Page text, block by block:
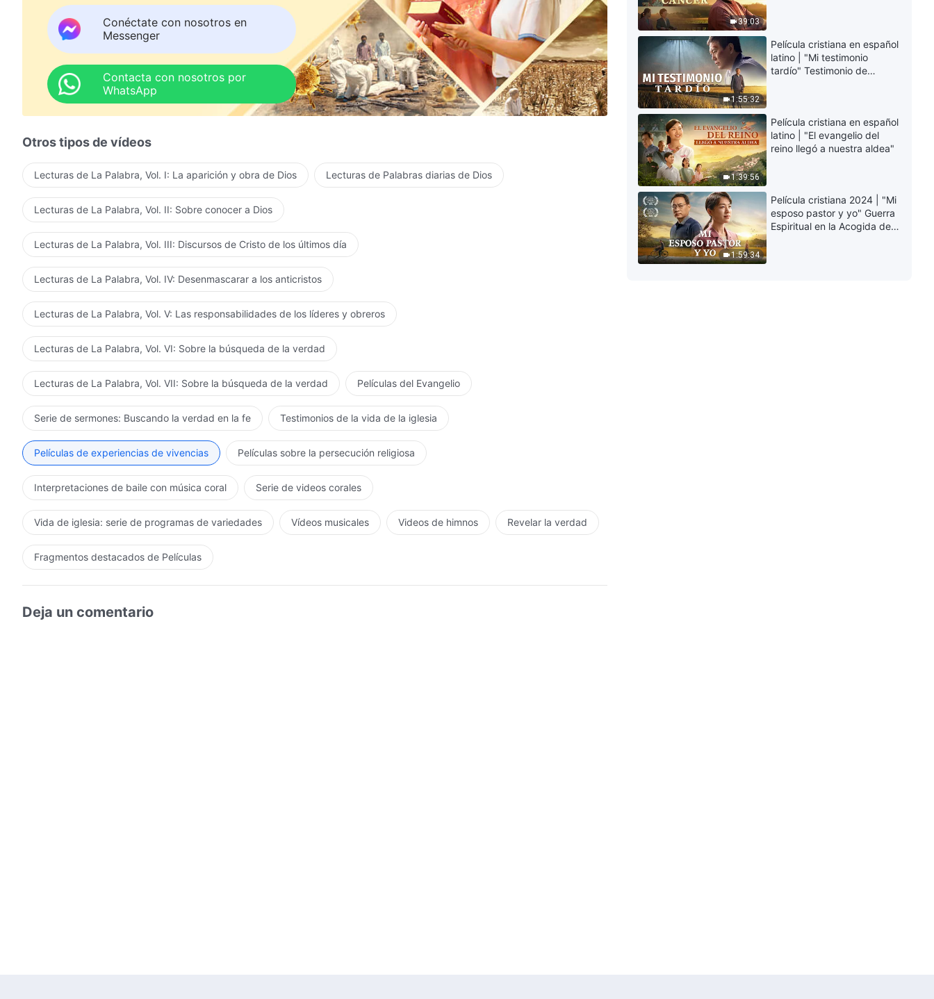
Conéctate con nosotros en
Messenger
Contacta con nosotros por
WhatsApp
Otros tipos de vídeos
Lecturas de La Palabra, Vol. I: La aparición y obra de Dios Lecturas de Palabras diarias de Dios
Lecturas de La Palabra, Vol. II: Sobre conocer a Dios
Lecturas de La Palabra, Vol. III: Discursos de Cristo de los últimos día
Lecturas de La Palabra, Vol. IV: Desenmascarar a los anticristos
Lecturas de La Palabra, Vol. V: Las responsabilidades de los líderes y obreros
Lecturas de La Palabra, Vol. VI: Sobre la búsqueda de la verdad
Lecturas de La Palabra, Vol. VII: Sobre la búsqueda de la verdad Películas del Evangelio
Serie de sermones: Buscando la verdad en la fe Testimonios de la vida de la iglesia
Películas de experiencias de vivencias Películas sobre la persecución religiosa
Interpretaciones de baile con música coral Serie de videos corales
Vida de iglesia: serie de programas de variedades Vídeos musicales Videos de himnos Revelar la verdad
Fragmentos destacados de Películas
Deja un comentario
39:03
1:55:32
Película cristiana en español
latino | "Mi testimonio
tardío" Testimonio de
1:39:56
Película cristiana en español
latino | "El evangelio del
reino llegó a nuestra aldea"
1:59:34
Película cristiana 2024 | "Mi
esposo pastor y yo" Guerra
Espiritual en la Acogida del